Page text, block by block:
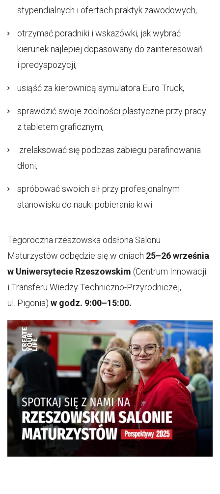
stypendialnych i ofertach praktyk zawodowych,
otrzymać poradniki i wskazówki, jak wybrać
kierunek najlepiej dopasowany do zainteresowań
i predyspozycji,
usiąść za kierownicą symulatora Euro Truck,
sprawdzić swoje zdolności plastyczne przy pracy
z tabletem graficznym,
zrelaksować się podczas zabiegu parafinowania
dłoni,
spróbować swoich sił przy profesjonalnym
stanowisku do nauki pobierania krwi.
Tegoroczna rzeszowska odsłona Salonu
Maturzystów odbędzie się w dniach 25–26 września
w Uniwersytecie Rzeszowskim (Centrum Innowacji
i Transferu Wiedzy Techniczno-Przyrodniczej,
ul. Pigonia) w godz. 9:00–15:00.